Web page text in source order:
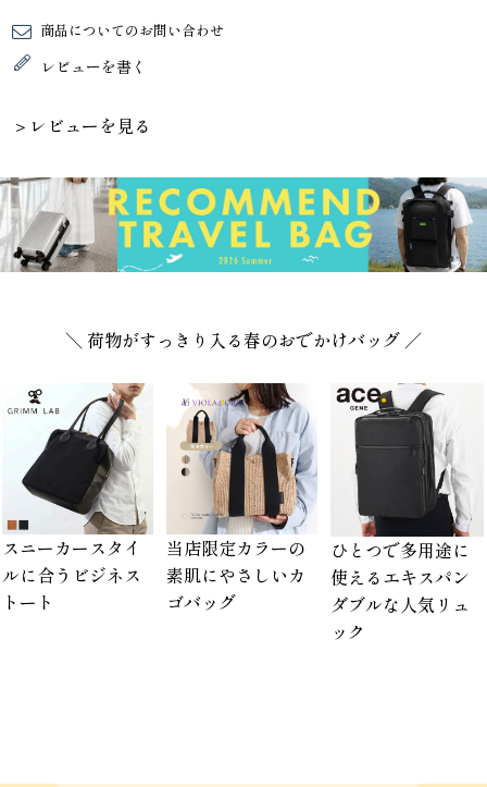
商品についてのお問い合わせ
レビューを書く
＞レビューを見る
＼ 荷物がすっきり入る春のおでかけバッグ ／
スニーカースタイ
ルに合うビジネス
トート
当店限定カラーの
素肌にやさしいカ
ゴバッグ
ひとつで多用途に
使えるエキスパン
ダブルな人気リュ
ック